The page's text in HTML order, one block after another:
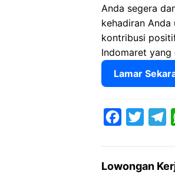
Anda segera
kehadiran
kontribusi
Indomaret
Lamar
e
t
e
Lowongan